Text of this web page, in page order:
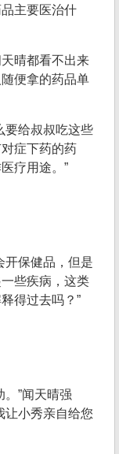
主要医治什
晴都看不出来
便拿的药品单
要给叔叔吃这些
症下药的药
疗用途。”
开保健品，但是
些疾病，这类
得过去吗？”
”闻天晴强
让小秀亲自给您